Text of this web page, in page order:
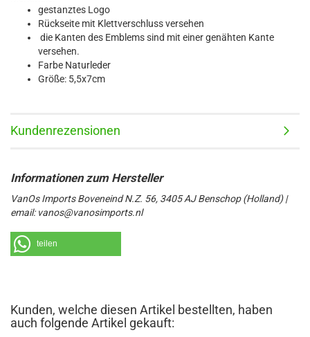
gestanztes Logo
Rückseite mit Klettverschluss versehen
die Kanten des Emblems sind mit einer genähten Kante
versehen.
Farbe Naturleder
Größe: 5,5x7cm
Kundenrezensionen
VanOs Imports Boveneind N.Z. 56, 3405 AJ Benschop (Holland) |
email: vanos@vanosimports.nl
teilen
Kunden, welche diesen Artikel bestellten, haben
auch folgende Artikel gekauft: